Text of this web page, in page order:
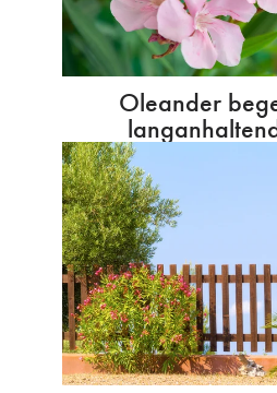
Oleander